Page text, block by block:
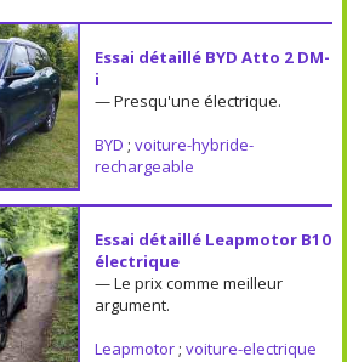
Essai détaillé BYD Atto 2 DM-
i
— Presqu'une électrique.
BYD ; voiture-hybride-
rechargeable
Essai détaillé Leapmotor B10
électrique
— Le prix comme meilleur
argument.
Leapmotor; voiture-electrique